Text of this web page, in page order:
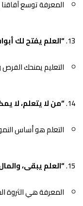
المعرفة توسع آفاقنا
“العلم يفتح لك
التعليم يمنحك
“من لا يتعلم، لا
التعلم هو أساس
“العلم يبقى،
المعرفة هي الثروة